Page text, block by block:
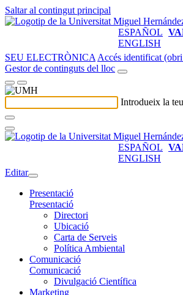
Saltar al contingut principal
ESPAÑOL
ENGLISH
SEU ELECTRÒNICA Accés identificat
Gestor de continguts del lloc
Introdueix la
ESPAÑOL
ENGLISH
Editar
Presentació
Presentació
Directori
Ubicació
Carta de Serveis
Política Ambiental
Comunicació
Comunicació
Divulgació Científica
Marketing